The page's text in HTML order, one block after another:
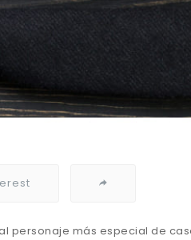
personaje más especial de